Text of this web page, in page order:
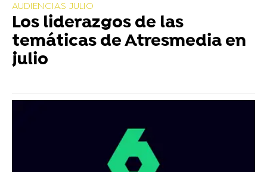
AUDIENCIAS JULIO
Los liderazgos de las
temáticas de Atresmedia en
julio